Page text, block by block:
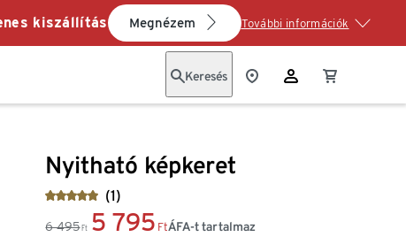
kiszállítás Megnézem További információk
Keresés
Nyitható képkeret
(1)
6 495 Ft 5 795 FtÁFA-t tartalmaz